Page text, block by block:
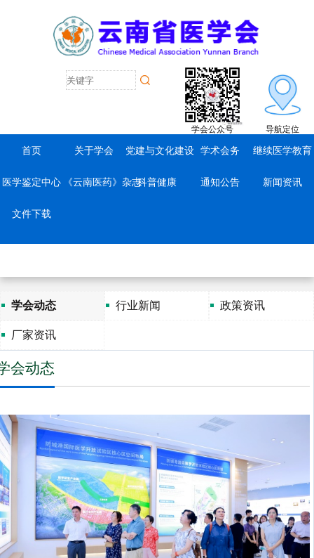
导航定位
学会公众号
首页 关于学会 党建与文化建设 学术会务 继续医学教育
医学鉴定中心 《云南医药》杂志科普健康 通知公告 新闻资讯
文件下载
学会动态 行业新闻 政策资讯
厂家资讯
会动态